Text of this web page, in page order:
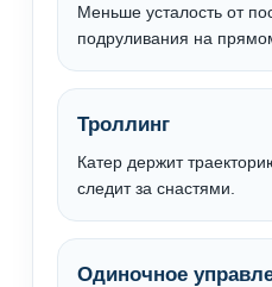
Меньше усталость от
подруливания на
Троллинг
Катер держит
следит за снастями.
Одиночное